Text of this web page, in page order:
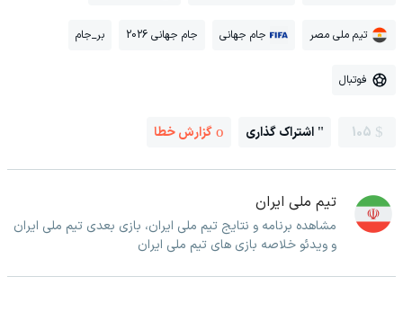
تیم ملی مصر جام جهانی جام جهانی 2026 بر_جام
فوتبال
105 اشتراک گذاری گزارش خطا
تیم ملی ایران
مشاهده برنامه و نتایج تیم ملی ایران، بازی بعدی تیم ملی ایران
و ویدئو خلاصه بازی های تیم ملی ایران